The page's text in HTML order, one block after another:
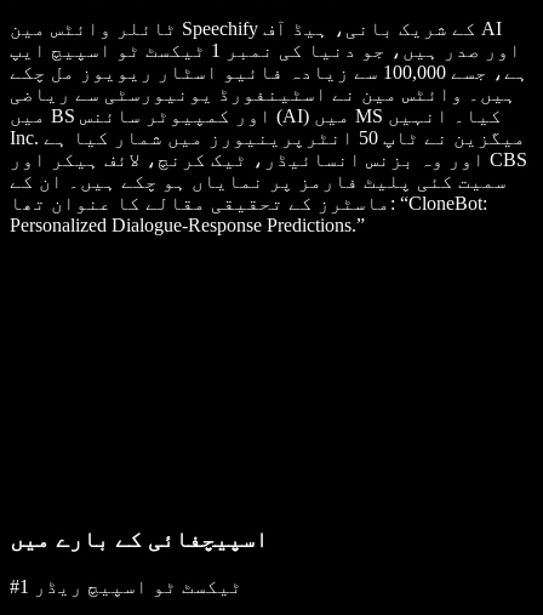
ٹائلر وائٹس مین Speechify کے شریک بانی، ہیڈ آف AI
اور صدر ہیں، جو دنیا کی نمبر 1 ٹیکسٹ ٹو اسپیچ ایپ
ہے، جسے 100,000 سے زیادہ فائیو اسٹار ریویوز مل چکے
ہیں۔ وائٹس مین نے اسٹینفورڈ یونیورسٹی سے ریاضی
میں BS اور کمپیوٹر سائنس (AI) میں MS کیا۔ انہیں
Inc. میگزین نے ٹاپ 50 انٹرپرینیورز میں شمار کیا ہے
اور وہ بزنس انسائیڈر، ٹیک کرنچ، لائف ہیکر اور CBS
سمیت کئی پلیٹ فارمز پر نمایاں ہو چکے ہیں۔ ان کے
ماسٹرز کے تحقیقی مقالے کا عنوان تھا: “CloneBot:
Personalized Dialogue-Response Predictions.”
اسپیچفائی کے بارے میں
#1 ٹیکسٹ ٹو اسپیچ ریڈر